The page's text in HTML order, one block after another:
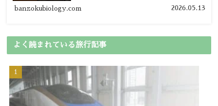
banzokubiology.com 2026.05.13
よく読まれている旅行記事